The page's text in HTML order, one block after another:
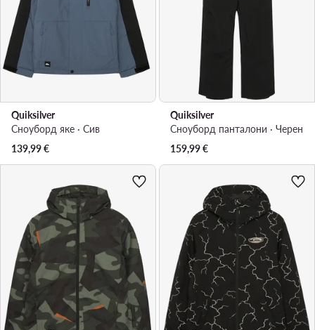
Quiksilver
Сноуборд яке · Сив
139,99€
Quiksilver
Сноуборд панталони · Черен
159,99€